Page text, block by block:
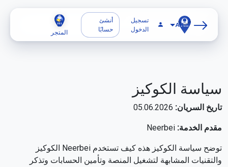
AR
تسجيل
الدخول
أنشئ
حسابًا
المتجر
سياسة الكوكيز
تاريخ السريان: 05.06.2026
مقدم الخدمة: Neerbei
توضح سياسة الكوكيز هذه كيف تستخدم Neerbei الكوكيز
والتقنيات المشابهة لتشغيل المنصة وتأمين الحسابات وتذكر